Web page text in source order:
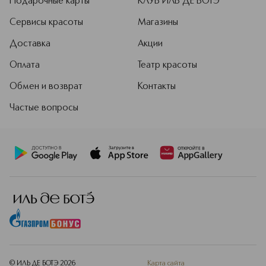
Сервисы красоты
Доставка
Оплата
Обмен и возврат
Частые вопросы
Магазины
Акции
Театр красоты
Контакты
© ИЛЬ ДЕ БОТЭ 2026 Карта сайта